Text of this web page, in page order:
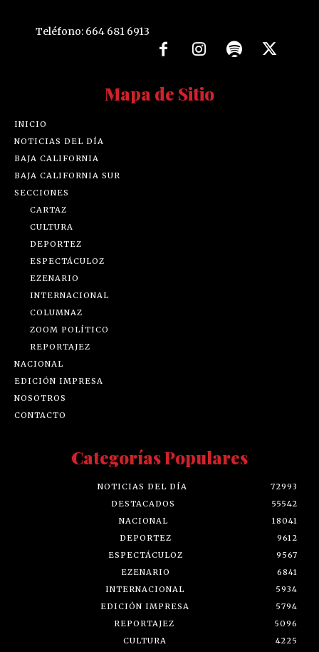
Teléfono: 664 681 6913
Mapa de Sitio
INICIO
NOTICIAS DEL DÍA
BAJA CALIFORNIA
BAJA CALIFORNIA SUR
SECCIONES
CARTAZ
CULTURA
DEPORTEZ
ESPECTÁCULOZ
EZENARIO
INTERNACIONAL
COLUMNAZ
ZOOM POLÍTICO
REPORTAJEZ
NACIONAL
EDICIÓN IMPRESA
NOSOTROS
CONTACTO
Categorías Populares
NOTICIAS DEL DÍA
72993
DESTACADOS
55542
NACIONAL
18041
DEPORTEZ
9612
ESPECTÁCULOZ
9567
EZENARIO
6841
INTERNACIONAL
5934
EDICIÓN IMPRESA
5794
REPORTAJEZ
5096
CULTURA
4225